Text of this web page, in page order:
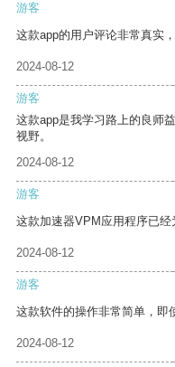
游客
这款app的用户评论非常真实
2024-08-12
游客
这款app是我学习路上的良师
视野。
2024-08-12
游客
这款加速器VPM应用程序已经
2024-08-12
游客
这款软件的操作非常简单，即
2024-08-12